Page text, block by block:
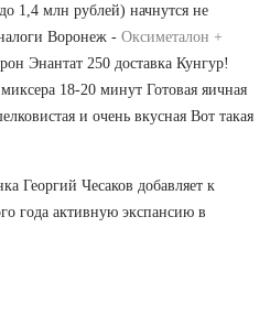
1,4 млн рублей) начнутся не
Воронеж - Оксиметалон +
Энантат 250 доставка Кунгур!
18-20 минут Готовая яичная
и очень вкусная Вот такая
Георгий Чесаков добавляет к
года активную экспансию в